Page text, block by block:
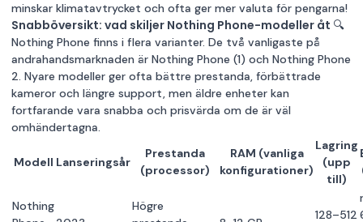
minskar klimatavtrycket och ofta ger mer valuta för pengarna!
Snabböversikt: vad skiljer Nothing Phone-modeller åt 🔍
Nothing Phone finns i flera varianter. De två vanligaste på
andrahandsmarknaden är Nothing Phone (1) och Nothing Phone
2. Nyare modeller ger ofta bättre prestanda, förbättrade
kameror och längre support, men äldre enheter kan
fortfarande vara snabba och prisvärda om de är väl
omhändertagna.
Modell Lanseringsår
Prestanda
(processor)
RAM (vanliga
konfigurationer)
Lagring
(upp
till)
Nothing
Högre
128–512